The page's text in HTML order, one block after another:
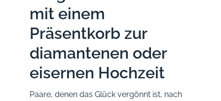
mit einem
Präsentkorb zur
diamantenen oder
eisernen Hochzeit
Paare, denen das Glück vergönnt ist, nach